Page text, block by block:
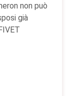
non può
già